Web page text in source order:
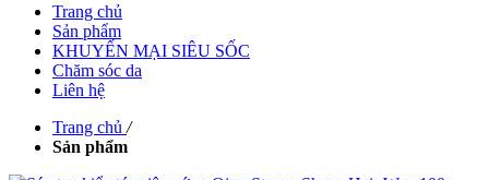
Trang chủ
Sản phẩm
KHUYẾN MẠI SIÊU SỐC
Chăm sóc da
Liên hệ
Trang chủ /
Sản phẩm